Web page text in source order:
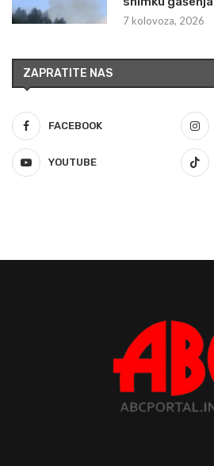
7 kolovoza, 2026
ZAPRATITE NAS
FACEBOOK
YOUTUBE